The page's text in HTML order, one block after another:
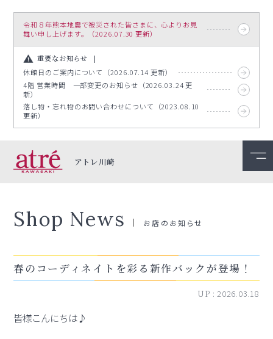
令和８年熊本地震で被災された皆さまに、心よりお見
舞い申し上げます。（2026.07.30 更新）
重要なお知らせ
休館日のご案内について（2026.07.14 更新）
4階 営業時間 一部変更のお知らせ（2026.03.24 更
新）
落し物・忘れ物のお問い合わせについて（2023.08.10
更新）
アトレ川崎
Shop News お店のお知らせ
春のコーディネイトを彩る新作バックが登場！
UP :2026.03.18
皆様こんにちは♪